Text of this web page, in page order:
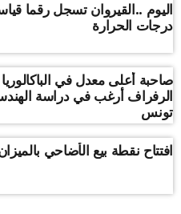
اليوم ..القيروان تسجل رقما
درجات الحرارة
صاحبة أعلى معدل في
الرفراف أرغب في دراسة
تونس
افتتاح نقطة بيع الأضاحي